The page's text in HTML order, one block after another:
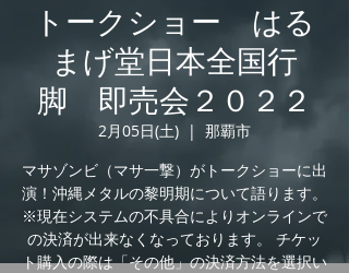
トークショー はる
まげ堂日本全国行
脚 即売会２０２２
2月05日(土)
  |
那覇市
マサゾンビ（マサ一撃）がトークショーに出
演！沖縄メタルの黎明期について語ります。
※現在システムの不具合によりオンラインで
の決済が出来なくなっております。 チケッ
ト購入の際は「その他」の決済方法を選択い